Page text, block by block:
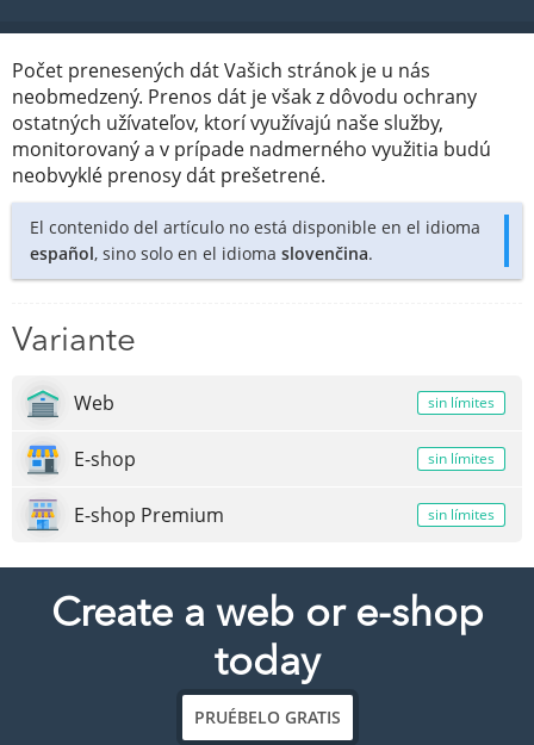
Počet prenesených dát Vašich stránok je u nás
neobmedzený. Prenos dát je však z dôvodu ochrany
ostatných užívateľov, ktorí využívajú naše služby,
monitorovaný a v prípade nadmerného využitia budú
neobvyklé prenosy dát prešetrené.
El contenido del artículo no está disponible en el idioma
español, sino solo en el idioma slovenčina.
Variante
Web sin límites
E-shop sin límites
E-shop Premium sin límites
Create a web or e-shop
today
PRUÉBELO GRATIS